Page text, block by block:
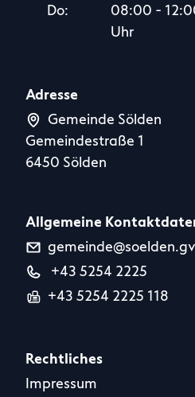
Do:
08:00 -
Uhr
Adresse
Gemeinde Sölden
Gemeindestraße 1
6450 Sölden
Allgemeine
+43 5254 2225
+43 5254 2225 118
Rechtliches
Impressum